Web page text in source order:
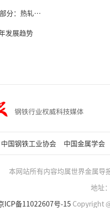
》标准修订情况
发展趋势
中国钢铁工业协会 中国金属学会
本网站所有内容均属世界金属导
地址
ICP备11022607号-15 Copyright